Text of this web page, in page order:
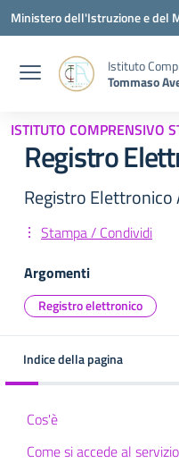
Vai ai contenuti
Vai al menu di navigazione
Vai al footer
Ministero dell'Istruzione e del
Istituto
Tommaso
ISTITUTO COMPRENSIVO
Registro
Registro Elettronico
Stampa / Condividi
Argomenti
Registro elettronico
Indice della pagina
Cos'è
Come si accede al servizio